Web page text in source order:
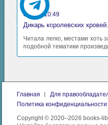
Аида
06 май 10:49
Читала легко, местами хоть
подобной тематики
Главная
Для
Политика конфиденциальности
Copyright © 2020–2026 books-